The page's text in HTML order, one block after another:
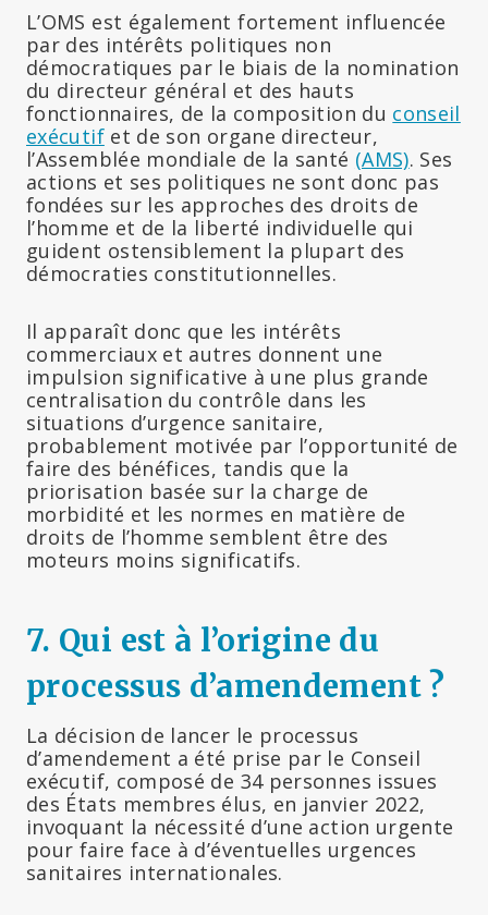
L’OMS est également fortement influencée
par des intérêts politiques non
démocratiques par le biais de la nomination
du directeur général et des hauts
fonctionnaires, de la composition du conseil
exécutifet de son organe directeur,
l’Assemblée mondiale de la santé (AMS). Ses
actions et ses politiques ne sont donc pas
fondées sur les approches des droits de
l’homme et de la liberté individuelle qui
guident ostensiblement la plupart des
démocraties constitutionnelles.
Il apparaît donc que les intérêts
commerciaux et autres donnent une
impulsion significative à une plus grande
centralisation du contrôle dans les
situations d’urgence sanitaire,
probablement motivée par l’opportunité de
faire des bénéfices, tandis que la
priorisation basée sur la charge de
morbidité et les normes en matière de
droits de l’homme semblent être des
moteurs moins significatifs.
7. Qui est à l’origine du
processus d’amendement ?
La décision de lancer le processus
d’amendement a été prise par le Conseil
exécutif, composé de 34 personnes issues
des États membres élus, en janvier 2022,
invoquant la nécessité d’une action urgente
pour faire face à d’éventuelles urgences
sanitaires internationales.